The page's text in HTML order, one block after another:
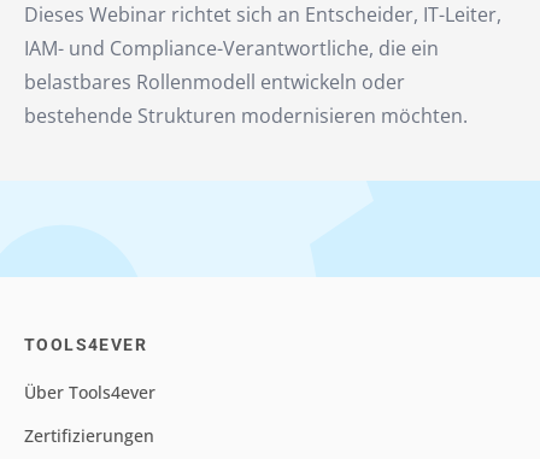
Dieses Webinar richtet sich an Entscheider, IT-Leiter,
IAM- und Compliance-Verantwortliche, die ein
belastbares Rollenmodell entwickeln oder
bestehende Strukturen modernisieren möchten.
TOOLS4EVER
Über Tools4ever
Zertifizierungen